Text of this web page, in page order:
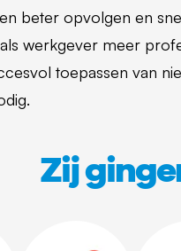
beter opvolgen en
werkgever meer
toepassen van
Zij